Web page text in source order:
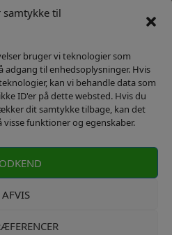
til
bruger vi teknologier som
adgang til enhedsoplysninger. Hvis
kan vi behandle data som
ID'er på dette websted. Hvis du
dit samtykke tilbage, kan det
funktioner og egenskaber.
AFVIS